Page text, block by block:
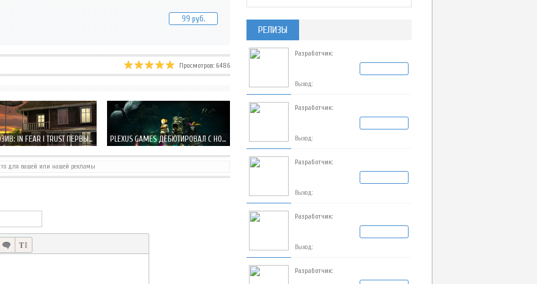
99 руб.
Просмотров: 6486
ЭКСКЛЮЗИВ: IN FEAR I TRUST ПЕРВЫЙ ВЗГЛЯД НА БУДУЩИЙ ТРИЛЛЕР PLEXUS GAMES ДЕБЮТИРОВАЛ С НОВОЙ RTS ИГРОЙ RUNIC SORCERER
для вашей или нашей рекламы
РЕЛИЗЫ
Разработчик:
Выход:
Разработчик:
Выход:
Разработчик:
Выход:
Разработчик:
Выход:
Разработчик: